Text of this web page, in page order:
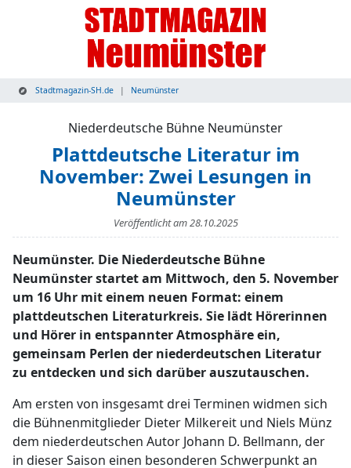
Stadtmagazin-SH.de Neumünster
Niederdeutsche Bühne Neumünster
Plattdeutsche Literatur im
November: Zwei Lesungen in
Neumünster
Veröffentlicht am28.10.2025
Neumünster. Die Niederdeutsche Bühne
Neumünster startet am Mittwoch, den 5. November
um 16 Uhr mit einem neuen Format: einem
plattdeutschen Literaturkreis. Sie lädt Hörerinnen
und Hörer in entspannter Atmosphäre ein,
gemeinsam Perlen der niederdeutschen Literatur
zu entdecken und sich darüber auszutauschen.
Am ersten von insgesamt drei Terminen widmen sich
die Bühnenmitglieder Dieter Milkereit und Niels Münz
dem niederdeutschen Autor Johann D. Bellmann, der
in dieser Saison einen besonderen Schwerpunkt an